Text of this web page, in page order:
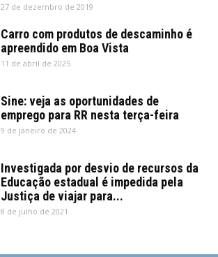
27 de dezembro de 2019
Carro com produtos de descaminho é
apreendido em Boa Vista
11 de abril de 2025
Sine: veja as oportunidades de
emprego para RR nesta terça-feira
9 de janeiro de 2024
Investigada por desvio de recursos da
Educação estadual é impedida pela
Justiça de viajar para...
8 de julho de 2021